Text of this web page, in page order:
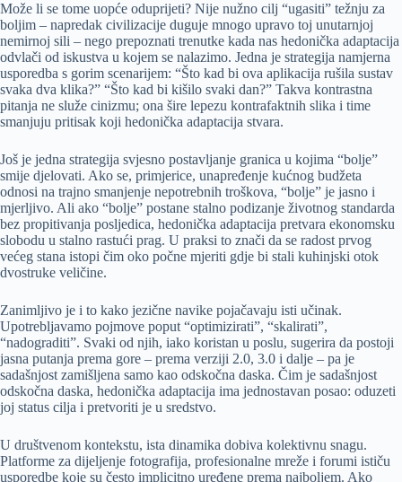
Može li se tome uopće oduprijeti? Nije nužno cilj “ugasiti” težnju za
boljim – napredak civilizacije duguje mnogo upravo toj unutarnjoj
nemirnoj sili – nego prepoznati trenutke kada nas hedonička adaptacija
odvlači od iskustva u kojem se nalazimo. Jedna je strategija namjerna
usporedba s gorim scenarijem: “Što kad bi ova aplikacija rušila sustav
svaka dva klika?” “Što kad bi kišilo svaki dan?” Takva kontrastna
pitanja ne služe cinizmu; ona šire lepezu kontrafaktnih slika i time
smanjuju pritisak koji hedonička adaptacija stvara.
Još je jedna strategija svjesno postavljanje granica u kojima “bolje”
smije djelovati. Ako se, primjerice, unapređenje kućnog budžeta
odnosi na trajno smanjenje nepotrebnih troškova, “bolje” je jasno i
mjerljivo. Ali ako “bolje” postane stalno podizanje životnog standarda
bez propitivanja posljedica, hedonička adaptacija pretvara ekonomsku
slobodu u stalno rastući prag. U praksi to znači da se radost prvog
većeg stana istopi čim oko počne mjeriti gdje bi stali kuhinjski otok
dvostruke veličine.
Zanimljivo je i to kako jezične navike pojačavaju isti učinak.
Upotrebljavamo pojmove poput “optimizirati”, “skalirati”,
“nadograditi”. Svaki od njih, iako koristan u poslu, sugerira da postoji
jasna putanja prema gore – prema verziji 2.0, 3.0 i dalje – pa je
sadašnjost zamišljena samo kao odskočna daska. Čim je sadašnjost
odskočna daska, hedonička adaptacija ima jednostavan posao: oduzeti
joj status cilja i pretvoriti je u sredstvo.
U društvenom kontekstu, ista dinamika dobiva kolektivnu snagu.
Platforme za dijeljenje fotografija, profesionalne mreže i forumi ističu
usporedbe koje su često implicitno uređene prema najboljem. Ako